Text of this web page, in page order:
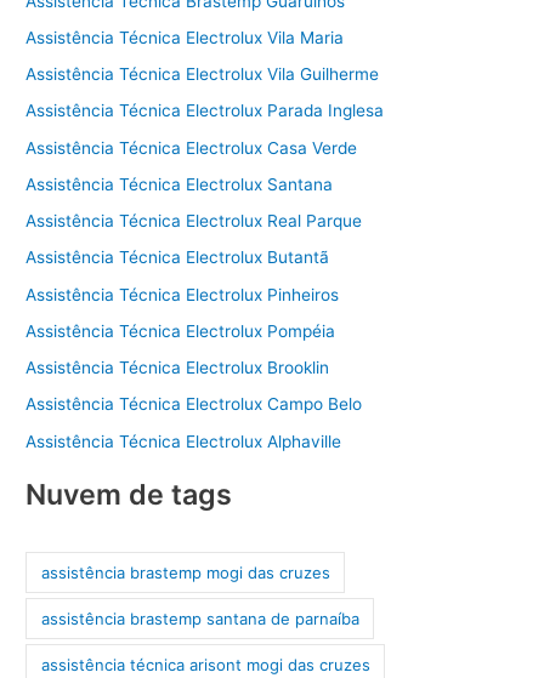
Assistência Técnica Electrolux Vila Maria
Assistência Técnica Electrolux Vila Guilherme
Assistência Técnica Electrolux Parada Inglesa
Assistência Técnica Electrolux Casa Verde
Assistência Técnica Electrolux Santana
Assistência Técnica Electrolux Real Parque
Assistência Técnica Electrolux Butantã
Assistência Técnica Electrolux Pinheiros
Assistência Técnica Electrolux Pompéia
Assistência Técnica Electrolux Brooklin
Assistência Técnica Electrolux Campo Belo
Assistência Técnica Electrolux Alphaville
Nuvem de tags
assistência brastemp mogi das cruzes
assistência brastemp santana de parnaíba
assistência técnica arisont mogi das cruzes